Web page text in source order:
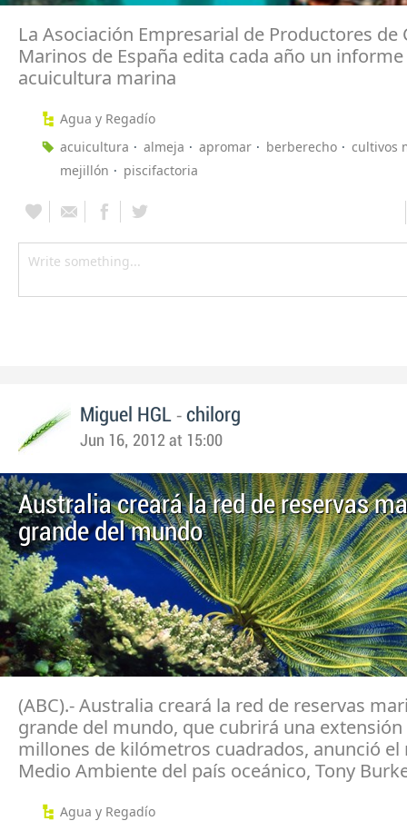
La Asociación Empresarial de Productores de
Marinos de España edita cada año un
acuicultura marina
Agua y Regadío
acuicultura
almeja apromar berberecho
cultivos
mejillón
piscifactoria
Miguel HGL - chilorg
Jun 16, 2012 at 15:00
Australia creará la red de reservas
grande del mundo
(ABC).- Australia creará la red de reservas
grande del mundo, que cubrirá una extensión
millones de kilómetros cuadrados, anunció
Medio Ambiente del país oceánico, Tony
Agua y Regadío